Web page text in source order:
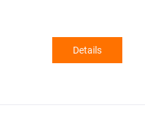
Details